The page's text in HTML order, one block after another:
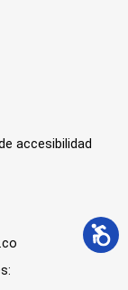
accesibilidad